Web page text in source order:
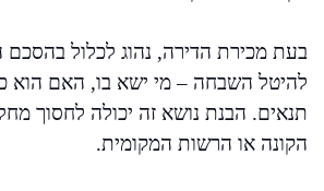
בעת מכירת הדירה, נהוג לכלול
להיטל השבחה – מי ישא בו, האם הוא
תנאים. הבנת נושא זה יכולה לחסוך
הקונה או הרשות המקומית.